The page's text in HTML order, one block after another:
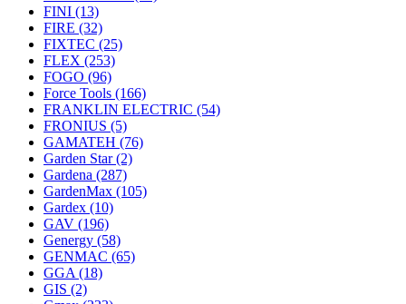
FINI (13)
FIRE (32)
FIXTEC (25)
FLEX (253)
FOGO (96)
Force Tools (166)
FRANKLIN ELECTRIC (54)
FRONIUS (5)
GAMATEH (76)
Garden Star(2)
Gardena (287)
GardenMax (105)
Gardex (10)
GAV (196)
Genergy (58)
GENMAC (65)
GGA (18)
GIS (2)